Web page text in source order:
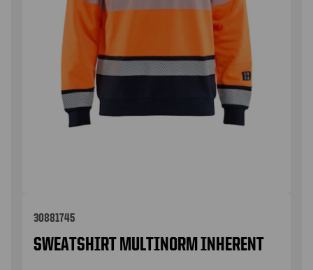
30881745
SWEATSHIRT MULTINORM INHERENT